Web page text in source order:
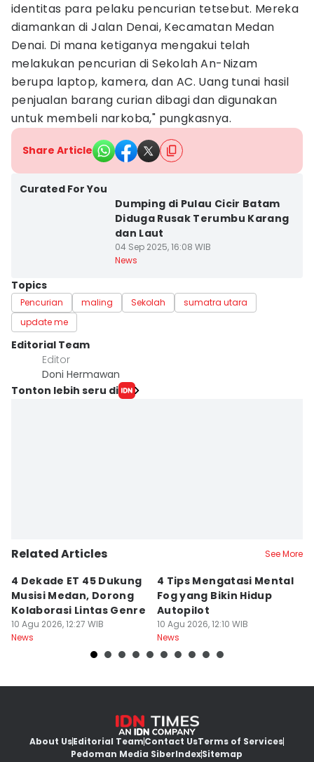
identitas para pelaku pencurian tetsebut. Mereka
diamankan di Jalan Denai, Kecamatan Medan
Denai. Di mana ketiganya mengakui telah
melakukan pencurian di Sekolah An-Nizam
berupa laptop, kamera, dan AC. Uang tunai hasil
penjualan barang curian dibagi dan digunakan
untuk membeli narkoba," pungkasnya.
Share Article
Curated For You
Dumping di Pulau Cicir Batam
Diduga Rusak Terumbu Karang
dan Laut
04 Sep 2025, 16:08 WIB
News
Topics
Pencurian maling Sekolah
sumatra utara
update me
Editorial Team
Editor
Doni Hermawan
Tonton lebih seru di
Related Articles See More
4 Dekade ET 45 Dukung
Musisi Medan, Dorong
Kolaborasi Lintas Genre
10 Agu 2026, 12:27 WIB
News
4 Tips Mengatasi Mental
Fog yang Bikin Hidup
Autopilot
10 Agu 2026, 12:10 WIB
News
About UsEditorial TeamContact UsTerms of Services
Pedoman Media SiberIndexSitemap